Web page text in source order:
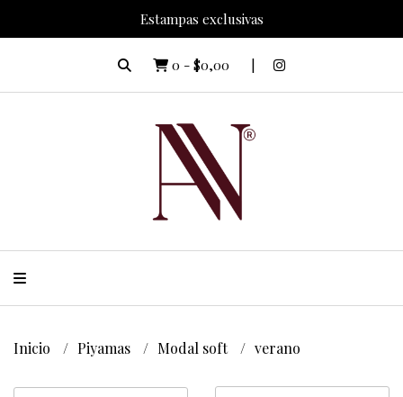
Estampas exclusivas
0 - $0,00
Inicio Piyamas Modal soft verano